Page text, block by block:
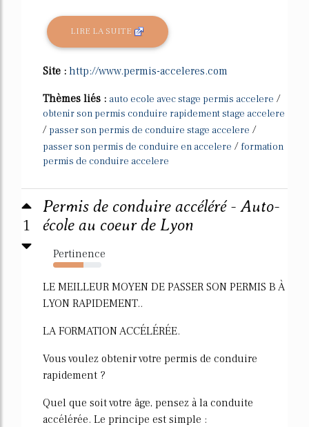
LIRE LA SUITE
Site : http://www.permis-acceleres.com
Thèmes liés : auto ecole avec stage permis accelere /
obtenir son permis conduire rapidement stage accelere
/ passer son permis de conduire stage accelere /
passer son permis de conduire en accelere / formation
permis de conduire accelere
1
Permis de conduire accéléré - Auto-
école au coeur de Lyon
Pertinence
63%
LE MEILLEUR MOYEN DE PASSER SON PERMIS B À
LYON RAPIDEMENT..
LA FORMATION ACCÉLÉRÉE.
Vous voulez obtenir votre permis de conduire
rapidement ?
Quel que soit votre âge, pensez à la conduite
accélérée. Le principe est simple :